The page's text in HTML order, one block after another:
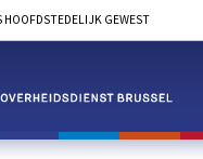
HOOFDSTEDELIJK GEWEST